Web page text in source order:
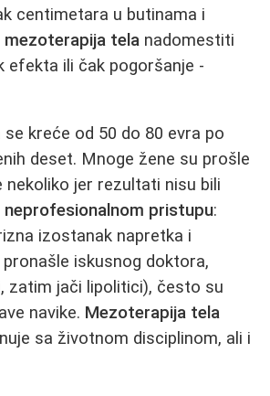
centimetara u butinama i
mezoterapija tela nadomestiti
ili čak pogoršanje -
se kreće od 50 do 80 evra po
deset. Mnoge žene su prošle
jer rezultati nisu bili
neprofesionalnom pristupu:
izostanak napretka i
iskusnog doktora,
zatim jači lipolitici), često su
navike. Mezoterapija tela
sa životnom disciplinom, ali i